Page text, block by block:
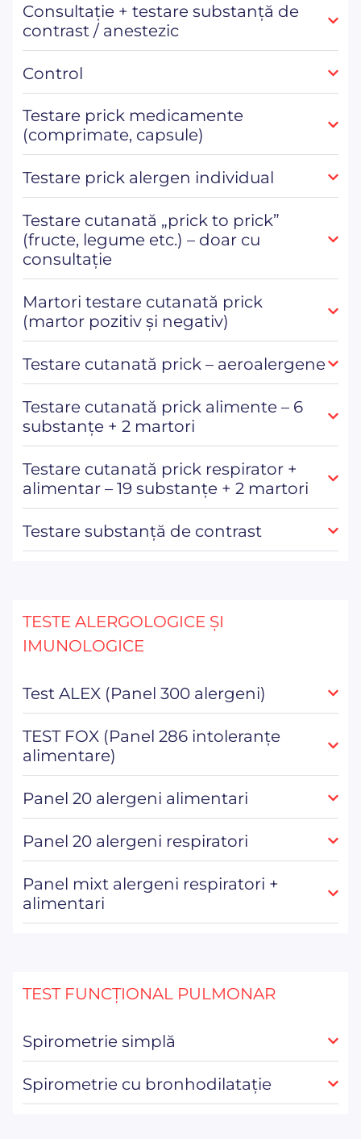
Consultație + testare substanță de
contrast / anestezic
Control
Testare prick medicamente
(comprimate, capsule)
Testare prick alergen individual
Testare cutanată „prick to prick”
(fructe, legume etc.) – doar cu
consultație
Martori testare cutanată prick
(martor pozitiv și negativ)
Testare cutanată prick – aeroalergene
Testare cutanată prick alimente – 6
substanțe + 2 martori
Testare cutanată prick respirator +
alimentar – 19 substanțe + 2 martori
Testare substanță de contrast
TESTE ALERGOLOGICE ȘI
IMUNOLOGICE
Test ALEX (Panel 300 alergeni)
TEST FOX (Panel 286 intoleranțe
alimentare)
Panel 20 alergeni alimentari
Panel 20 alergeni respiratori
Panel mixt alergeni respiratori +
alimentari
TEST FUNCȚIONAL PULMONAR
Spirometrie simplă
Spirometrie cu bronhodilatație